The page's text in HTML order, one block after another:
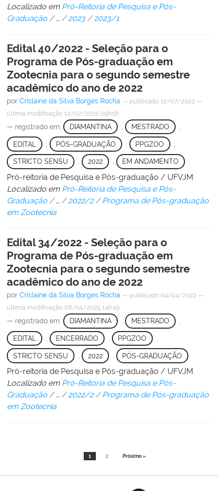
Localizado em Pró-Reitoria de Pesquisa e Pós-
Graduação /… /2023 /2023/1
Edital 40/2022 - Seleção para o
Programa de Pós-graduação em
Zootecnia para o segundo semestre
acadêmico do ano de 2022
por Crislaine da Silva Borges Rocha — publicado 12/07/2022 —
última modificação 12/07/2022 09h16
— registrado em: DIAMANTINA MESTRADO
EDITAL PÓS-GRADUAÇÃO PPGZOO
STRICTO SENSU , 2022 , EM ANDAMENTO
Pró-reitoria de Pesquisa e Pós-graduação / UFVJM
Localizado em Pró-Reitoria de Pesquisa e Pós-
Graduação /… /2022/2 /Programa de Pós-graduação
em Zootecnia
Edital 34/2022 - Seleção para o
Programa de Pós-graduação em
Zootecnia para o segundo semestre
acadêmico do ano de 2022
por Crislaine da Silva Borges Rocha — publicado 04/04/2022 —
última modificação 08/04/2025 14h49
— registrado em: DIAMANTINA MESTRADO
EDITAL ENCERRADO PPGZOO
STRICTO SENSU 2022 PÓS-GRADUAÇÃO
Pró-reitoria de Pesquisa e Pós-graduação / UFVJM
Localizado em Pró-Reitoria de Pesquisa e Pós-
Graduação /… /2022/2 /Programa de Pós-graduação
em Zootecnia
1 2 Próximo »